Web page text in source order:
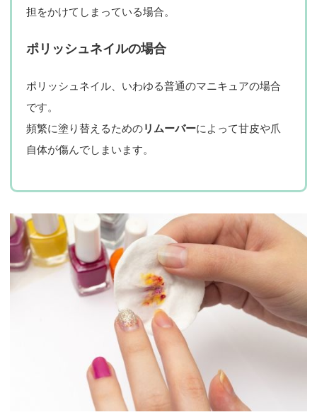
担をかけてしまっている場合。
ポリッシュネイルの場合
ポリッシュネイル、いわゆる普通のマニキュアの場合
です。
頻繁に塗り替えるためのリムーバーによって甘皮や爪
自体が傷んでしまいます。